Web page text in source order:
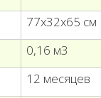
77х32х65 см
0,16 м3
12 месяцев